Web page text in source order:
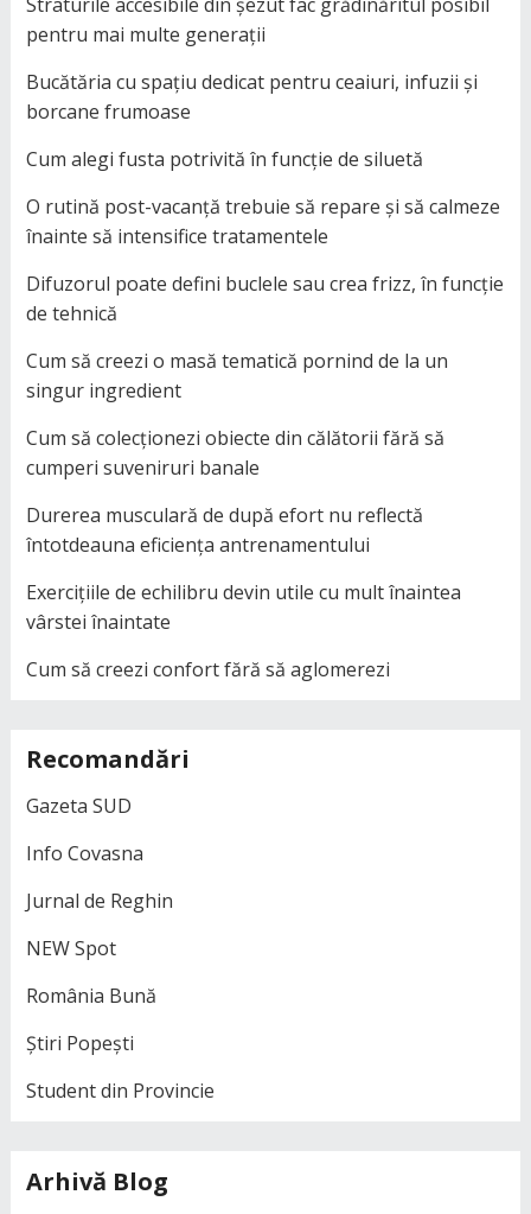
pentru mai multe generații
Bucătăria cu spațiu dedicat pentru ceaiuri, infuzii și
borcane frumoase
Cum alegi fusta potrivită în funcție de siluetă
O rutină post-vacanță trebuie să repare și să calmeze
înainte să intensifice tratamentele
Difuzorul poate defini buclele sau crea frizz, în funcție
de tehnică
Cum să creezi o masă tematică pornind de la un
singur ingredient
Cum să colecționezi obiecte din călătorii fără să
cumperi suveniruri banale
Durerea musculară de după efort nu reflectă
întotdeauna eficiența antrenamentului
Exercițiile de echilibru devin utile cu mult înaintea
vârstei înaintate
Cum să creezi confort fără să aglomerezi
Recomandări
Gazeta SUD
Info Covasna
Jurnal de Reghin
NEW Spot
România Bună
Știri Popești
Student din Provincie
Arhivă Blog